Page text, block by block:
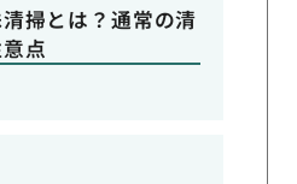
掃とは？通常の清
点